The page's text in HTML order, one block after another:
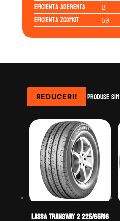
Eficienta Aderenta
B
Eficienta Zgomot 69
Produse
REDUCERI!
LASSA TRANSWAY 2 225/65R16
REDUCERI!
REDUCERI!
REDUCERI!